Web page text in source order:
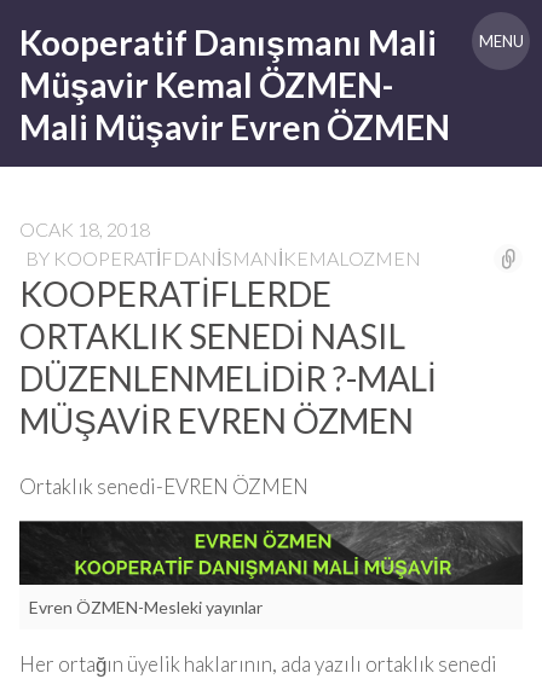
content
Kooperatif Danışmanı Mali
Müşavir Kemal ÖZMEN-
Mali Müşavir Evren ÖZMEN
MENU
OCAK 18, 2018
BY KOOPERATIFDANISMANIKEMALOZMEN
KOOPERATİFLERDE
ORTAKLIK SENEDİ NASIL
DÜZENLENMELİDİR ?-MALİ
MÜŞAVİR EVREN ÖZMEN
Ortaklık senedi-EVREN ÖZMEN
Evren ÖZMEN-Mesleki yayınlar
Her ortağın üyelik haklarının, ada yazılı ortaklık senedi